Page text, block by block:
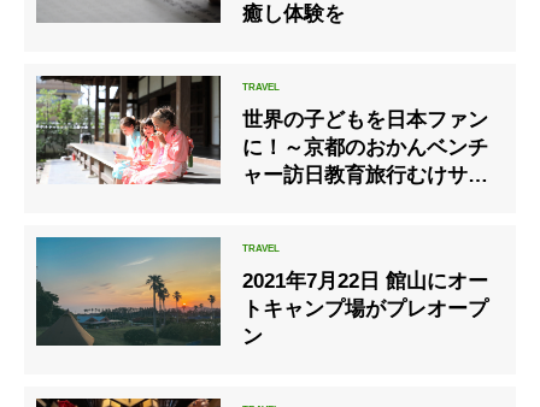
癒し体験を
世界の子どもを日本ファン
に！～京都のおかんベンチ
ャー訪日教育旅行むけサー
2021年7月22日 館山にオー
トキャンプ場がプレオープ
ン